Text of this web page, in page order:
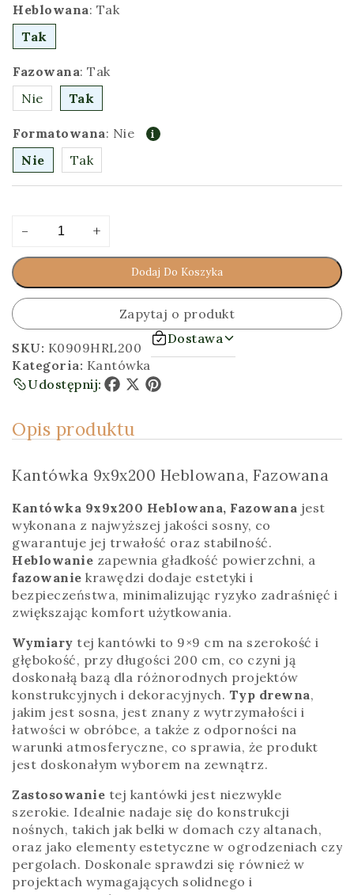
Heblowana: Tak
Tak
Fazowana: Tak
Nie
Tak
Formatowana: Nie
Nie
Tak
-
Kantówka
9x9x200
[cm]
Heblowana,
Fazowana
+
Dodaj Do Koszyka
Alternative:
Zapytaj o produkt
SKU: K0909HRL200
Kategoria: Kantówka
Dostawa
Udostępnij:
Opis produktu
Kantówka 9x9x200 Heblowana, Fazowana
Kantówka 9x9x200 Heblowana, Fazowana jest
wykonana z najwyższej jakości sosny, co
gwarantuje jej trwałość oraz stabilność.
Heblowanie zapewnia gładkość powierzchni, a
fazowanie krawędzi dodaje estetyki i
bezpieczeństwa, minimalizując ryzyko zadraśnięć i
zwiększając komfort użytkowania.
Wymiary tej kantówki to 9×9 cm na szerokość i
głębokość, przy długości 200 cm, co czyni ją
doskonałą bazą dla różnorodnych projektów
konstrukcyjnych i dekoracyjnych. Typ drewna,
jakim jest sosna, jest znany z wytrzymałości i
łatwości w obróbce, a także z odporności na
warunki atmosferyczne, co sprawia, że produkt
jest doskonałym wyborem na zewnątrz.
Zastosowanie tej kantówki jest niezwykle
szerokie. Idealnie nadaje się do konstrukcji
nośnych, takich jak belki w domach czy altanach,
oraz jako elementy estetyczne w ogrodzeniach czy
pergolach. Doskonale sprawdzi się również w
projektach wymagających solidnego i